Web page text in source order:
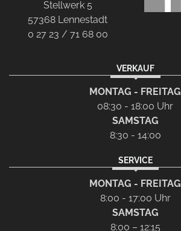
Stellwerk 5
57368 Lennestadt
0 27 23 / 71 68 00
VERKAUF
MONTAG - FREITAG
08:30 - 18:00 Uhr
SAMSTAG
8:30 - 14:00
SERVICE
MONTAG - FREITAG
8:00 - 17:00 Uhr
SAMSTAG
8:00 – 12:15